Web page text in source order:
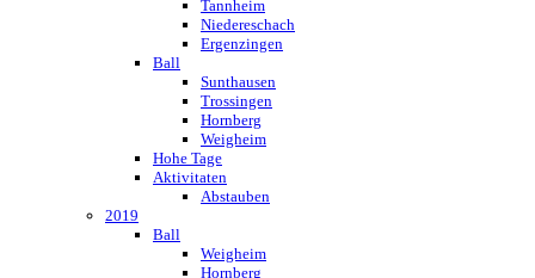
Tannheim
Niedereschach
Ergenzingen
Ball
Sunthausen
Trossingen
Hornberg
Weigheim
Hohe Tage
Aktivitaten
Abstauben
2019
Ball
Weigheim
Hornberg